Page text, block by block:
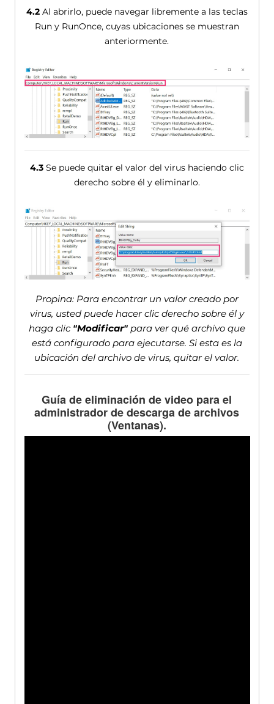
4.2Al abrirlo, puede navegar libremente a las teclas
Run y ​​RunOnce, cuyas ubicaciones se muestran
anteriormente.
4.3Se puede quitar el valor del virus haciendo clic
derecho sobre él y eliminarlo.
Propina: Para encontrar un valor creado por
virus, usted puede hacer clic derecho sobre él y
haga clic "Modificar"para ver qué archivo que
está configurado para ejecutarse. Si esta es la
ubicación del archivo de virus, quitar el valor.
Guía de eliminación de video para el
administrador de descarga de archivos
(Ventanas).